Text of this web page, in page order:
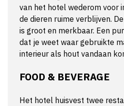
van het hotel wederom voor
de dieren ruime verblijven.
is groot en merkbaar. Een
dat je weet waar gebruikte
interieur als hout vandaan
FOOD & BEVERAGE
Het hotel huisvest twee